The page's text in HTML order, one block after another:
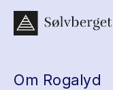
Om Rogalyd